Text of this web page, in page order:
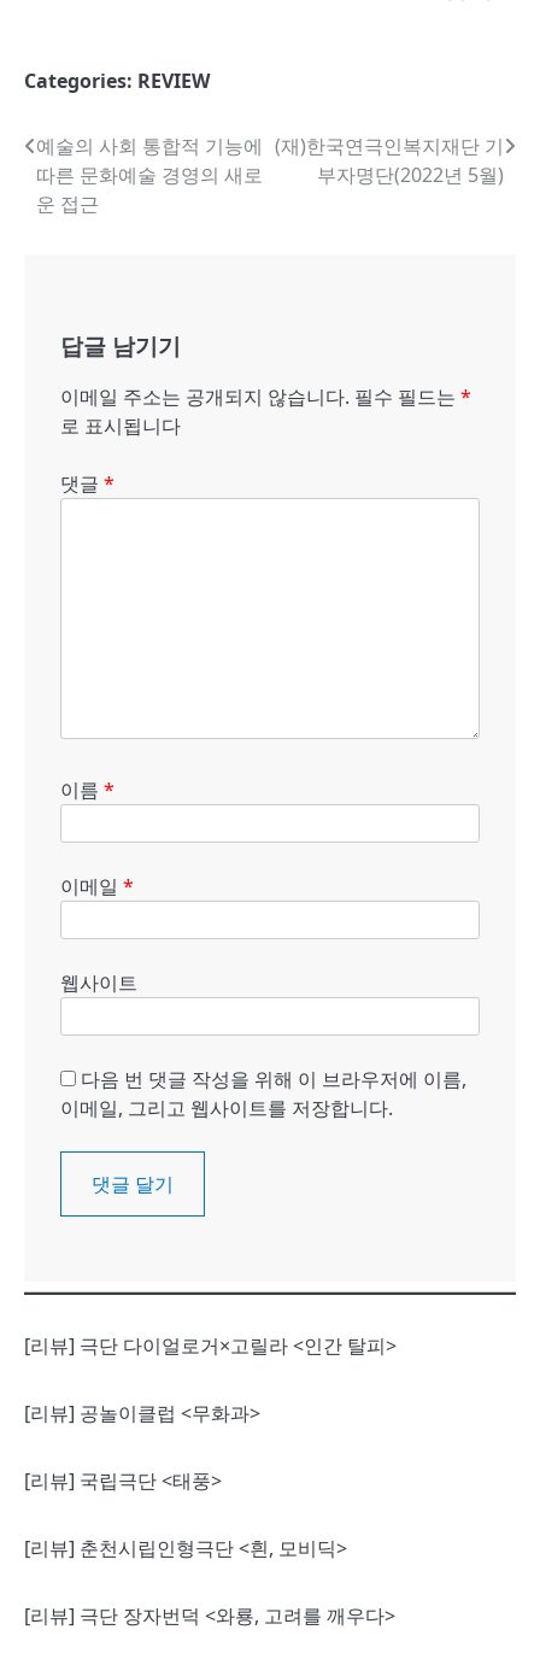
Categories: REVIEW
글
내
예술의 사회 통합적 기능에
따른 문화예술 경영의 새로
운 접근
(재)한국연극인복지재단 기
부자명단(2022년 5월)
답글 남기기
이메일 주소는 공개되지 않습니다. 필수 필드는 *
로 표시됩니다
댓글 *
이름 *
이메일 *
웹사이트
다음 번 댓글 작성을 위해 이 브라우저에 이름,
이메일, 그리고 웹사이트를 저장합니다.
[리뷰] 극단 다이얼로거×고릴라 <인간 탈피>
[리뷰] 공놀이클럽 <무화과>
[리뷰] 국립극단 <태풍>
[리뷰] 춘천시립인형극단 <흰, 모비딕>
[리뷰] 극단 장자번덕 <와룡, 고려를 깨우다>